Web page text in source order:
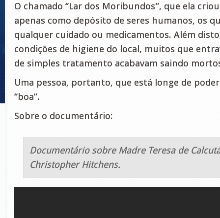
O chamado “Lar dos Moribundos”, que ela
apenas como depósito de seres humanos, os
qualquer cuidado ou medicamentos. Além
condições de higiene do local, muitos que
de simples tratamento acabavam saindo
Uma pessoa, portanto, que está longe de
“boa”.
Sobre o documentário:
Documentário sobre Madre Teresa de
Christopher Hitchens.